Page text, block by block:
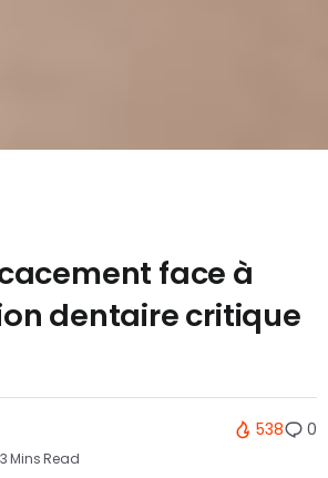
face à
dentaire critique
3 Mins Read
538 0